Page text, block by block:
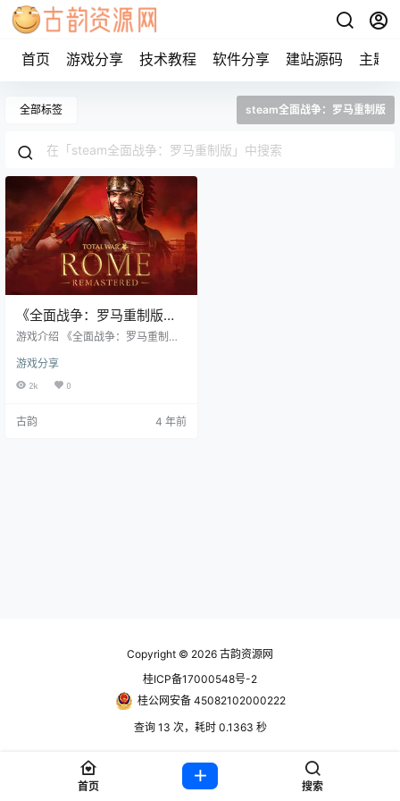
首页 游戏分享 技术教程 软件分享 建站源码 主题
全部标签 steam全面战争：罗马重制版
《全面战争：罗马重制版》
steam正版离线共享账号
游戏介绍 《全面战争：罗马重制版/
将带领您回味为屡获殊荣的策略游
戏系列打下基石的传奇之作。重制
——现在就来重温真正的经典之
游戏分享
2k 0
古韵 4 年前
Copyright © 2026 古韵资源网
桂ICP备17000548号-2
桂公网安备 45082102000222
查询 13 次，耗时 0.1363 秒
首页 搜索